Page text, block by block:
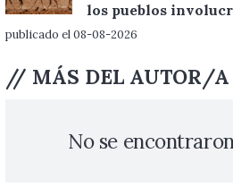
los pueblos
publicado el 08-08-2026
// MÁS DEL AUTOR/A
No se